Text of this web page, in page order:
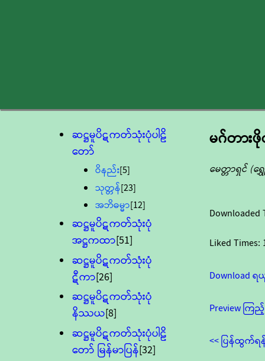
ဆဋ္ဌမူပိဋကတ်သုံးပုံပါဠိ
တော်
ဝိနည်း[5]
သုတ္တန်[23]
အဘိဓမ္မာ[12]
ဆဋ္ဌမူပိဋကတ်သုံးပုံ
အဋ္ဌကထာ[51]
ဆဋ္ဌမူပိဋကတ်သုံးပုံ
ဋီကာ[26]
ဆဋ္ဌမူပိဋကတ်သုံးပုံ
နိဿယ[8]
ဆဋ္ဌမူပိဋကတ်သုံးပုံပါဠိ
တော် မြန်မာပြန်[32]
မဂ်တားဖို
မေတ္တာရှင် (ရွှ
Downloaded
Liked Times:
Download
Preview ကြ
<< ပြန်ထွက်ရ